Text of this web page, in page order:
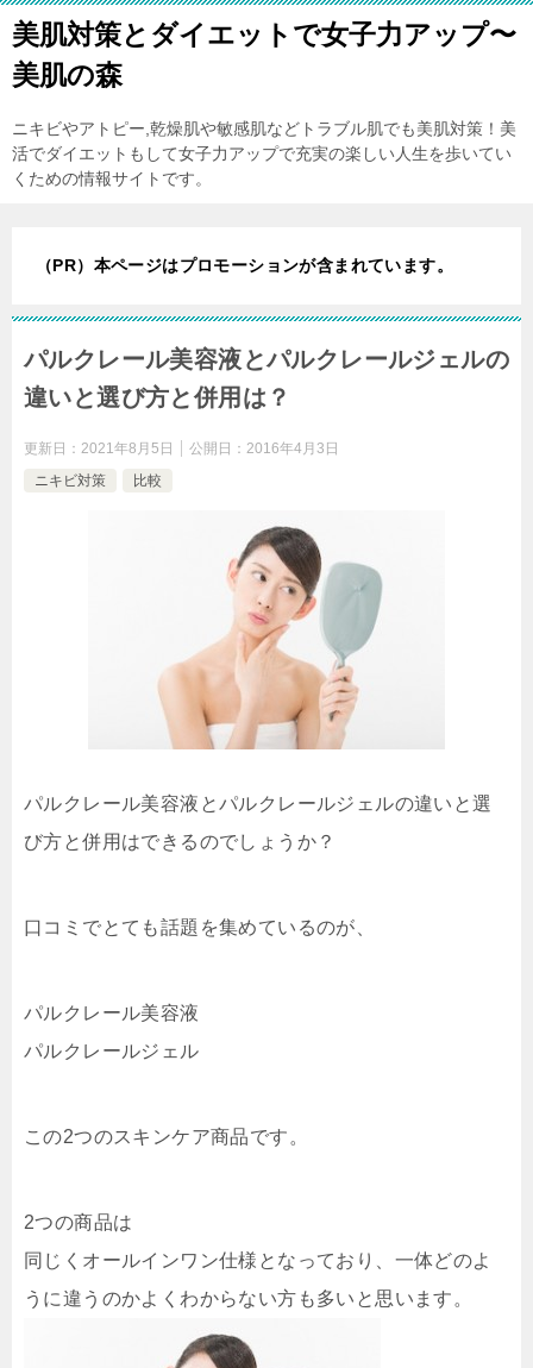
美肌対策とダイエットで女子力アップ〜
美肌の森
ニキビやアトピー,乾燥肌や敏感肌などトラブル肌でも美肌対策！美
活でダイエットもして女子力アップで充実の楽しい人生を歩いてい
くための情報サイトです。
（PR）本ページはプロモーションが含まれています。
パルクレール美容液とパルクレールジェルの
違いと選び方と併用は？
更新日： 2021年8月5日 公開日： 2016年4月3日
ニキビ対策
比較
パルクレール美容液とパルクレールジェルの違いと選
び方と併用はできるのでしょうか？
口コミでとても話題を集めているのが、
パルクレール美容液
パルクレールジェル
この2つのスキンケア商品です。
2つの商品は
同じくオールインワン仕様となっており、一体どのよ
うに違うのかよくわからない方も多いと思います。